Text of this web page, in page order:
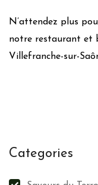
N’attendez plus
notre restaurant et
Villefranche-sur-
Categories